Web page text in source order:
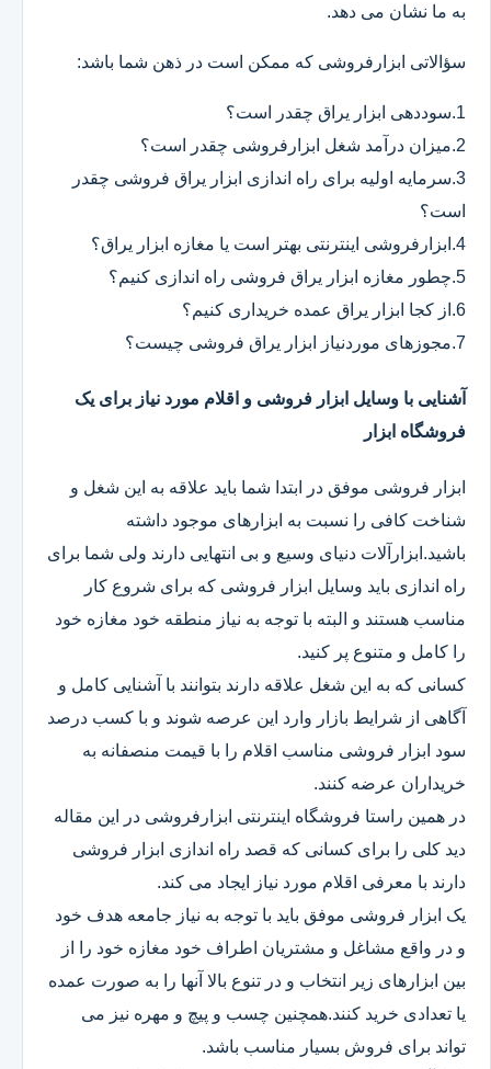
به ما نشان می دهد.
سؤالاتی ابزارفروشی که ممکن است در ذهن شما باشد:
1.سوددهی ابزار یراق چقدر است؟
2.میزان درآمد شغل ابزارفروشی چقدر است؟
3.سرمایه اولیه برای راه اندازی ابزار یراق فروشی چقدر
است؟
4.ابزارفروشی اینترنتی بهتر است یا مغازه ابزار یراق؟
5.چطور مغازه ابزار یراق فروشی راه اندازی کنیم؟
6.از کجا ابزار یراق عمده خریداری کنیم؟
7.مجوزهای موردنیاز ابزار یراق فروشی چیست؟
آشنایی با وسایل ابزار فروشی و اقلام مورد نیاز برای یک
فروشگاه ابزار
ابزار فروشی موفق در ابتدا شما باید علاقه به این شغل و
شناخت کافی را نسبت به ابزارهای موجود داشته
باشید.ابزارآلات دنیای وسیع و بی انتهایی دارند ولی شما برای
راه اندازی باید وسایل ابزار فروشی که برای شروع کار
مناسب هستند و البته با توجه به نیاز منطقه خود مغازه خود
را کامل و متنوع پر کنید.
کسانی که به این شغل علاقه دارند بتوانند با آشنایی کامل و
آگاهی از شرایط بازار وارد این عرصه شوند و با کسب درصد
سود ابزار فروشی مناسب اقلام را با قیمت منصفانه به
خریداران عرضه کنند.
در همین راستا فروشگاه اینترنتی ابزارفروشی در این مقاله
دید کلی را برای کسانی که قصد راه اندازی ابزار فروشی
دارند با معرفی اقلام مورد نیاز ایجاد می کند.
یک ابزار فروشی موفق باید با توجه به نیاز جامعه هدف خود
و در واقع مشاغل و مشتریان اطراف خود مغازه خود را از
بین ابزارهای زیر انتخاب و در تنوع بالا آنها را به صورت عمده
یا تعدادی خرید کنند.همچنین چسب و پیچ و مهره نیز می
تواند برای فروش بسیار مناسب باشد.